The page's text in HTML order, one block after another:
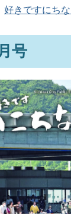
好きですにち
号